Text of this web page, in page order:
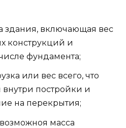
здания, включающая вес
конструкций и
фундамента;
или вес всего, что
внутри постройки и
на перекрытия;
масса